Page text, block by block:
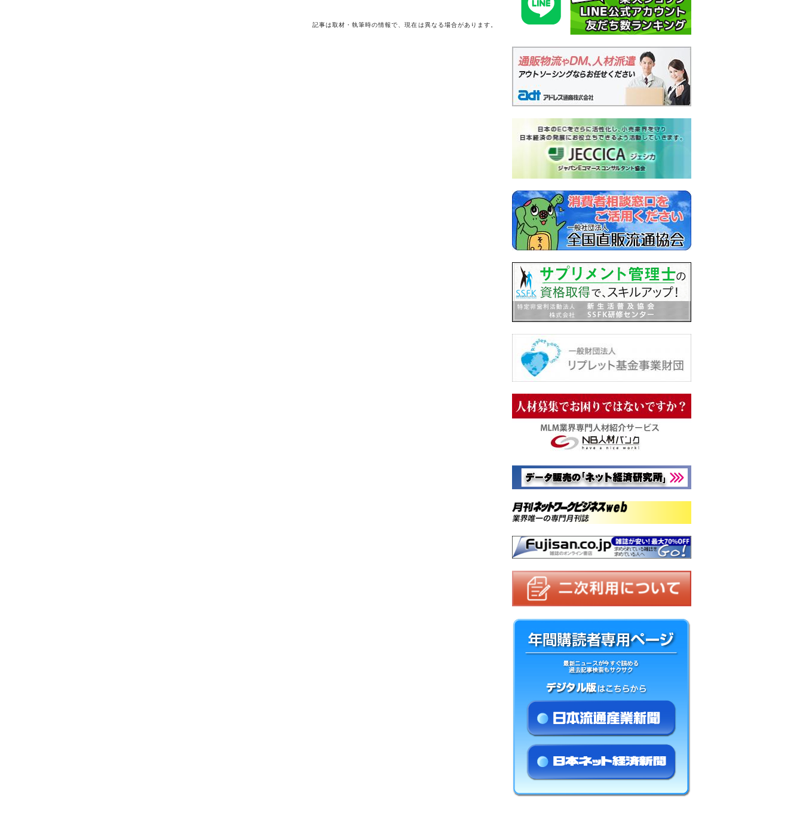
記事は取材・執筆時の情報で、現在は異なる場合があります。